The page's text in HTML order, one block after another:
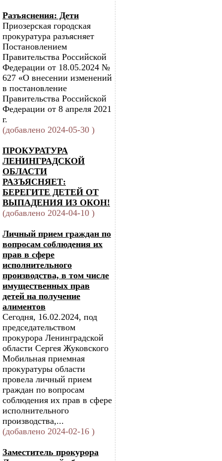
Разъяснения: Дети
Приозерская городская
прокуратура разъясняет
Постановлением
Правительства Российской
Федерации от 18.05.2024 №
627 «О внесении изменений
в постановление
Правительства Российской
Федерации от 8 апреля 2021
г.
(добавлено 2024-05-30 )
ПРОКУРАТУРА
ЛЕНИНГРАДСКОЙ
ОБЛАСТИ
РАЗЪЯСНЯЕТ:
БЕРЕГИТЕ ДЕТЕЙ ОТ
ВЫПАДЕНИЯ ИЗ ОКОН!
(добавлено 2024-04-10 )
Личный прием граждан по
вопросам соблюдения их
прав в сфере
исполнительного
производства, в том числе
имущественных прав
детей на получение
алиментов
Сегодня, 16.02.2024, под
председательством
прокурора Ленинградской
области Сергея Жуковского
Мобильная приемная
прокуратуры области
провела личный прием
граждан по вопросам
соблюдения их прав в сфере
исполнительного
производства,...
(добавлено 2024-02-16 )
Заместитель прокурора